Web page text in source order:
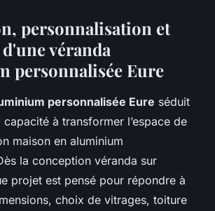
personnalisation et
véranda
personnalisée Eure
personnalisée Eure séduit
capacité à transformer l’espace de
maison en aluminium
la conception véranda sur
projet est pensé pour répondre à
choix de vitrages, toiture